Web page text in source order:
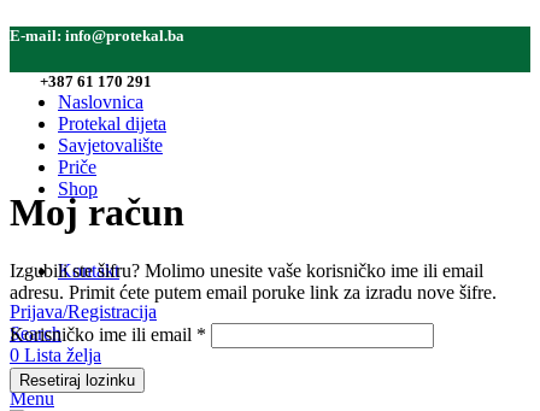
E-mail: info@protekal.ba
+387 61 170 291
Naslovnica
Protekal dijeta
Savjetovalište
Priče
Shop
Kontakt
Prijava/Registracija
Search
0 Lista želja
0items 0,00KM
Menu
Moj račun
Izgubili ste šifru? Molimo unesite vaše korisničko ime ili email
adresu. Primit ćete putem email poruke link za izradu nove šifre.
Korisničko ime ili email *
Resetiraj lozinku